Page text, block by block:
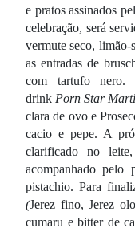
e pratos assinados
celebração, será
vermute seco,
as entradas de
com tartufo nero.
drink Porn Star
clara de ovo e
cacio e pepe. A
clarificado no
acompanhado pelo
pistachio. Para
(Jerez fino, Jerez
cumaru e bitter de